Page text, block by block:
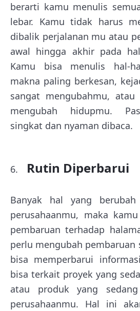
berarti kamu menulis
lebar. Kamu tidak harus
dibalik perjalanan mu atau
awal hingga akhir pada
Kamu bisa menulis hal-
makna paling berkesan,
sangat mengubahmu,
mengubah hidupmu.
singkat dan nyaman dibaca.
Rutin Diperbarui
Banyak hal yang
perusahaanmu, maka
pembaruan terhadap
perlu mengubah pembaruan
bisa memperbarui
bisa terkait proyek yang
atau produk yang
perusahaanmu. Hal ini